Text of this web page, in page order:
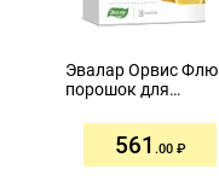
Эвалар Орвис Флю
порошок для
раствора для
приема внутрь №10
лимон
561 .00